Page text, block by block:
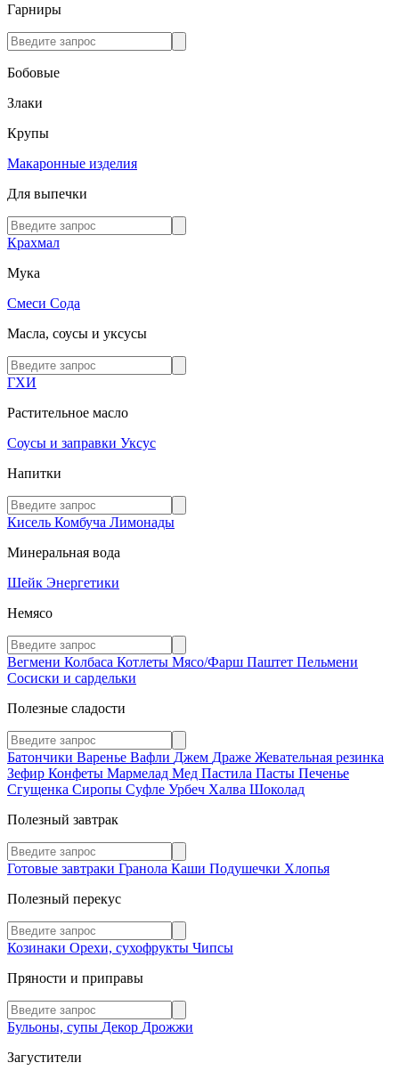
Гарниры
Бобовые
Злаки
Крупы
Макаронные изделия
Для выпечки
Крахмал
Мука
Смеси Сода
Масла, соусы и уксусы
ГХИ
Растительное масло
Соусы и заправки Уксус
Напитки
Кисель Комбуча Лимонады
Минеральная вода
Шейк Энергетики
Немясо
Вегмени Колбаса Котлеты Мясо/Фарш Паштет Пельмени
Сосиски и сардельки
Полезные сладости
Батончики Варенье Вафли Джем Драже Жевательная резинка
Зефир Конфеты Мармелад Мед Пастила Пасты Печенье
Сгущенка Сиропы Суфле Урбеч Халва Шоколад
Полезный завтрак
Готовые завтраки Гранола Каши Подушечки Хлопья
Полезный перекус
Козинаки Орехи, сухофрукты Чипсы
Пряности и приправы
Бульоны, супы Декор Дрожжи
Загустители